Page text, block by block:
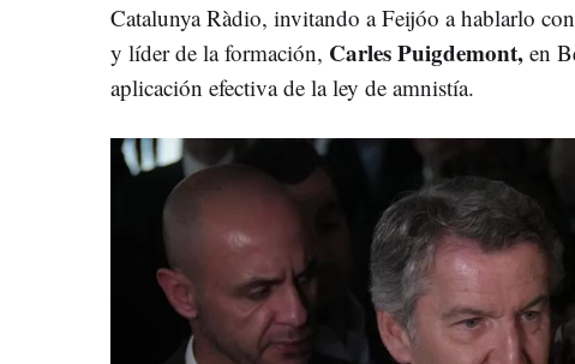
Catalunya Ràdio, invitando a Feijóo a hablarlo
y líder de la formación, Carles Puigdemont, en
aplicación efectiva de la ley de amnistía.